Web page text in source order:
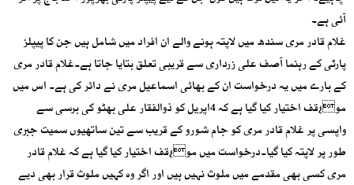
آئی ہے۔
غلام قادر مری سندھ میں لاپتہ ہونے والے ان افراد میں شامل ہیں جن کا پیپلز
پارٹی کے رہنما آصف علی زرداری سے قریبی تعلق بتایا جاتا ہے۔غلام قادر مری
کے بارے میں یہ درخواست ان کے بھائی اسماعیل مری نے دائر کی ہے۔ اس میں
مو¿قف اختیار کیا گیا ہے کہ 4اپریل کو ذوالفقار علی بھٹو کی برسی سے
واپسی پر غلام قادر مری کو جام شورو کے قریب سے تین ساتھیوں سمیت جبری
طور پر لاپتہ کیا گیا۔درخواست میں مو¿قف اختیار کیا گیا ہے کہ غلام قادر
مری کسی بھی مقدمے میں ملوث نہیں ہیں اور اگر وہ کہیں ملوث قرار بھی دیے